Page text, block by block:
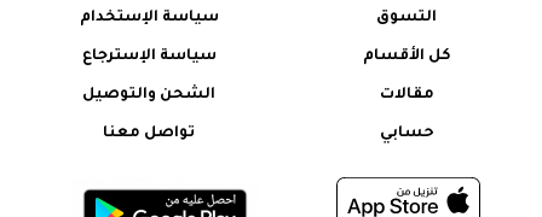
التسوق
كل الأقسام
مقالات
حسابي
سياسة الإستخدام
سياسة الإسترجاع
الشحن والتوصيل
تواصل معنا